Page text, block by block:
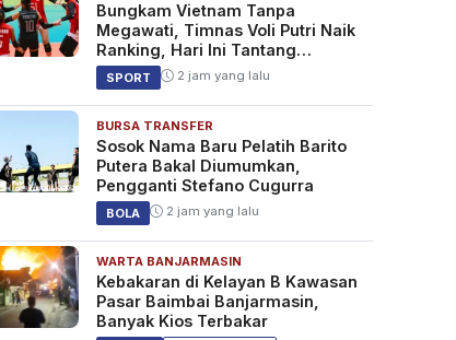
Bungkam Vietnam Tanpa
Megawati, Timnas Voli Putri Naik
Ranking, Hari Ini Tantang
Thailand
SPORT 2 jam yang lalu
BURSA TRANSFER
Sosok Nama Baru Pelatih Barito
Putera Bakal Diumumkan,
Pengganti Stefano Cugurra
BOLA 2 jam yang lalu
WARTA BANJARMASIN
Kebakaran di Kelayan B Kawasan
Pasar Baimbai Banjarmasin,
Banyak Kios Terbakar